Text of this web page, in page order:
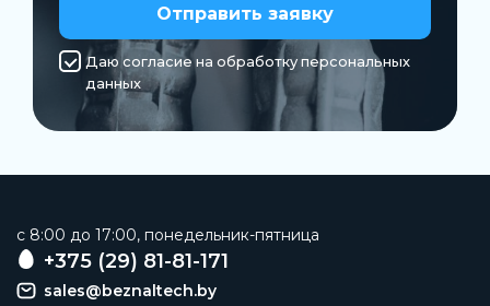
Отправить заявку
Даю согласие на обработку персональных
данных
c 8:00 до 17:00, понедельник-пятница
+375 (29) 81-81-171
sales@beznaltech.by